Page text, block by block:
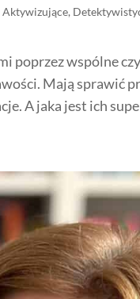
Aktywizujące,
poprzez wspólne
Mają sprawić
A jaka jest ich